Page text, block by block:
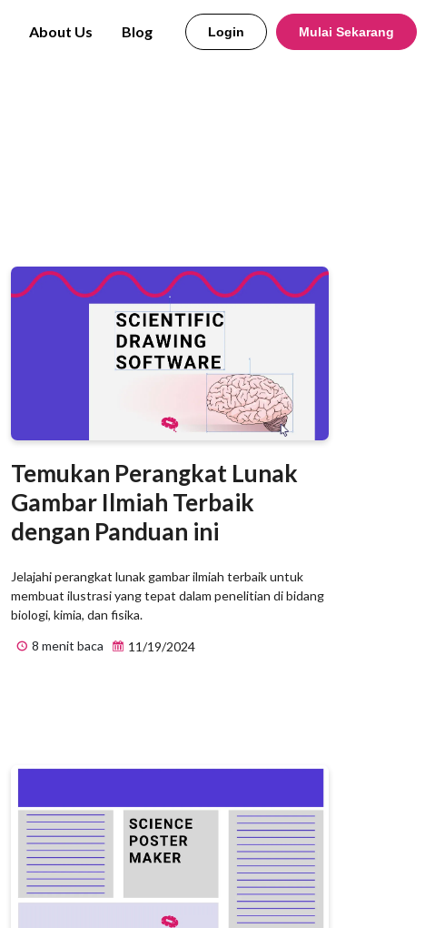
About Us Blog Login Mulai Sekarang
Temukan Perangkat Lunak
Gambar Ilmiah Terbaik
dengan Panduan ini
Jelajahi perangkat lunak gambar ilmiah terbaik untuk
membuat ilustrasi yang tepat dalam penelitian di bidang
biologi, kimia, dan fisika.
8 menit baca
11/19/2024